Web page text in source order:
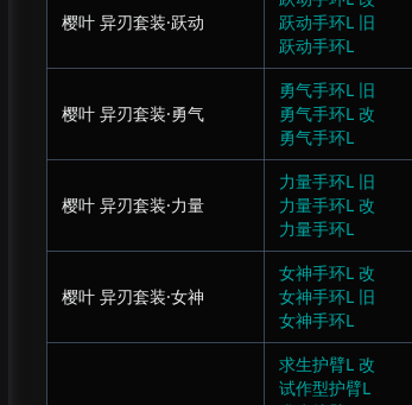
樱叶 异刃套装·跃动
跃动手环L 旧
跃动手环L
樱叶 异刃套装·勇气
勇气手环L 旧
勇气手环L 改
勇气手环L
樱叶 异刃套装·力量
力量手环L 旧
力量手环L 改
力量手环L
樱叶 异刃套装·女神
女神手环L 改
女神手环L 旧
女神手环L
求生护臂L 改
试作型护臂L